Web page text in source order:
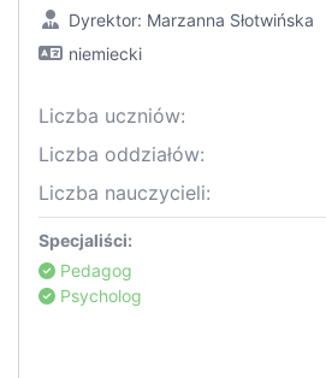
Dyrektor: Marzanna Słotwińska
niemiecki
Liczba uczniów:
Liczba oddziałów:
Liczba nauczycieli:
Specjaliści:
Pedagog
Psycholog